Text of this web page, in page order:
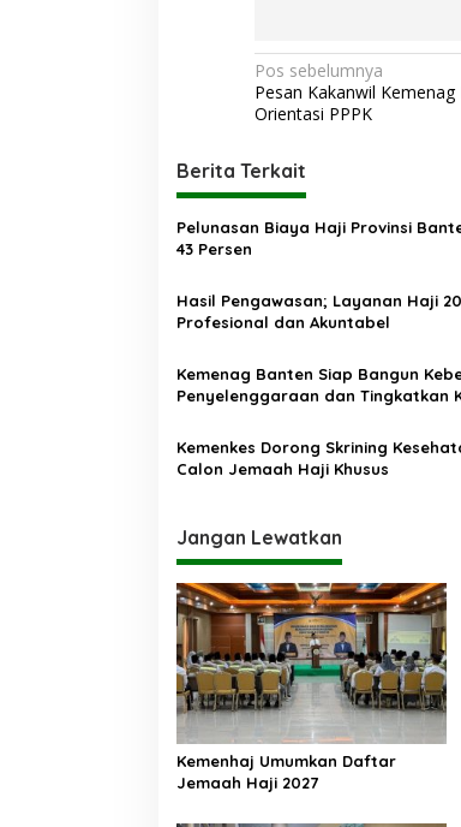
N
a
i
g
a
i
o
s
Pos sebelumnya
Pesan Kakanwil
Orientasi PPPK
Berita Terkait
Pelunasan Biaya Haji Provinsi
43 Persen
Hasil Pengawasan; Layanan Haji
Profesional dan Akuntabel
Kemenag Banten Siap Bangun
Penyelenggaraan dan Tingkatkan
Kemenkes Dorong Skrining
Calon Jemaah Haji Khusus
Jangan Lewatkan
Kemenhaj Umumkan Daftar
Jemaah Haji 2027